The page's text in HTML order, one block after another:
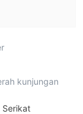
kunjungan
Serikat